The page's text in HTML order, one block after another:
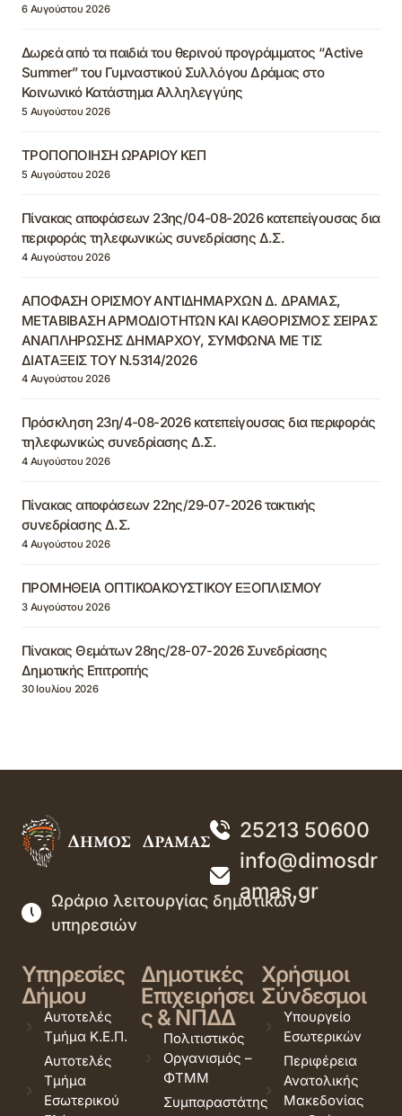
6 Αυγούστου 2026
Δωρεά από τα παιδιά του θερινού προγράμματος “Active
Summer” του Γυμναστικού Συλλόγου Δράμας στο
Κοινωνικό Κατάστημα Αλληλεγγύης
5 Αυγούστου 2026
ΤΡΟΠΟΠΟΙΗΣΗ ΩΡΑΡΙΟΥ ΚΕΠ
5 Αυγούστου 2026
Πίνακας αποφάσεων 23ης/04-08-2026 κατεπείγουσας δια
περιφοράς τηλεφωνικώς συνεδρίασης Δ.Σ.
4 Αυγούστου 2026
ΑΠΟΦΑΣΗ ΟΡΙΣΜΟΥ ΑΝΤΙΔΗΜΑΡΧΩΝ Δ. ΔΡΑΜΑΣ,
ΜΕΤΑΒΙΒΑΣΗ ΑΡΜΟΔΙΟΤΗΤΩΝ ΚΑΙ ΚΑΘΟΡΙΣΜΟΣ ΣΕΙΡΑΣ
ΑΝΑΠΛΗΡΩΣΗΣ ΔΗΜΑΡΧΟΥ, ΣΥΜΦΩΝΑ ΜΕ ΤΙΣ
ΔΙΑΤΑΞΕΙΣ ΤΟΥ Ν.5314/2026
4 Αυγούστου 2026
Πρόσκληση 23η/4-08-2026 κατεπείγουσας δια περιφοράς
τηλεφωνικώς συνεδρίασης Δ.Σ.
4 Αυγούστου 2026
Πίνακας αποφάσεων 22ης/29-07-2026 τακτικής
συνεδρίασης Δ.Σ.
4 Αυγούστου 2026
ΠΡΟΜΗΘΕΙΑ ΟΠΤΙΚΟΑΚΟΥΣΤΙΚΟΥ ΕΞΟΠΛΙΣΜΟΥ
3 Αυγούστου 2026
Πίνακας Θεμάτων 28ης/28-07-2026 Συνεδρίασης
Δημοτικής Επιτροπής
30 Ιουλίου 2026
25213 50600
info@dimosdr
amas.gr
Ωράριο λειτουργίας δημοτικών
υπηρεσιών
Υπηρεσίες
Δήμου
Αυτοτελές
Τμήμα Κ.Ε.Π.
Αυτοτελές
Τμήμα
Εσωτερικού
Δημοτικές
Επιχειρήσει
ς & ΝΠΔΔ
Πολιτιστικός
Οργανισμός –
ΦΤΜΜ
Συμπαραστάτης
Χρήσιμοι
Σύνδεσμοι
Υπουργείο
Εσωτερικών
Περιφέρεια
Ανατολικής
Μακεδονίας